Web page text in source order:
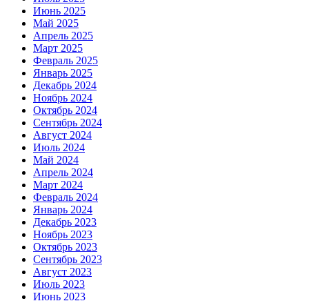
Июнь 2025
Май 2025
Апрель 2025
Март 2025
Февраль 2025
Январь 2025
Декабрь 2024
Ноябрь 2024
Октябрь 2024
Сентябрь 2024
Август 2024
Июль 2024
Май 2024
Апрель 2024
Март 2024
Февраль 2024
Январь 2024
Декабрь 2023
Ноябрь 2023
Октябрь 2023
Сентябрь 2023
Август 2023
Июль 2023
Июнь 2023